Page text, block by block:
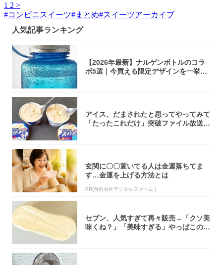
1 2 >
#コンビニスイーツ#まとめ#スイーツアーカイブ
人気記事ランキング
【2026年最新】ナルゲンボトルのコラ
ボ5選｜今買える限定デザインを一挙紹
アイス、だまされたと思ってやってみて
「たったこれだけ」突破ファイル放送で
玄関に〇〇置いてる人は金運落ちてま
す…金運を上げる方法とは
PR(合同会社デジタルファーム )
セブン、人気すぎて再々販売→「クソ美
味くね？」「美味すぎる」やっぱこのク